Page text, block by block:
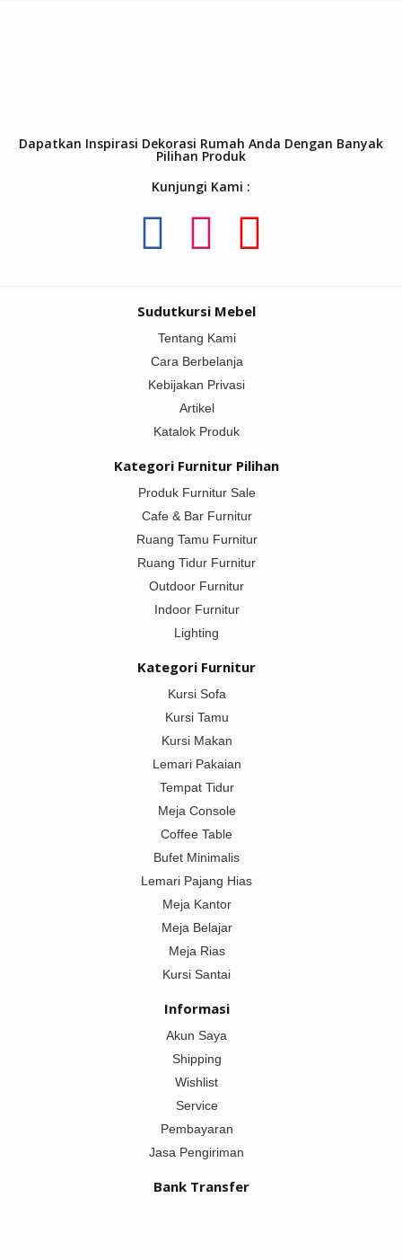
Dapatkan Inspirasi Dekorasi Rumah Anda Dengan Banyak
Pilihan Produk
Kunjungi Kami :
Sudutkursi Mebel
Tentang Kami
Cara Berbelanja
Kebijakan Privasi
Artikel
Katalok Produk
Kategori Furnitur Pilihan
Produk Furnitur Sale
Cafe & Bar Furnitur
Ruang Tamu Furnitur
Ruang Tidur Furnitur
Outdoor Furnitur
Indoor Furnitur
Lighting
Kategori Furnitur
Kursi Sofa
Kursi Tamu
Kursi Makan
Lemari Pakaian
Tempat Tidur
Meja Console
Coffee Table
Bufet Minimalis
Lemari Pajang Hias
Meja Kantor
Meja Belajar
Meja Rias
Kursi Santai
Informasi
Akun Saya
Shipping
Wishlist
Service
Pembayaran
Jasa Pengiriman
Bank Transfer